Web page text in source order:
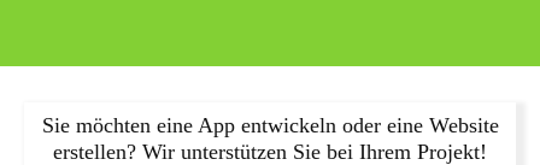
Sie möchten eine App entwickeln oder eine Website
erstellen? Wir unterstützen Sie bei Ihrem Projekt!